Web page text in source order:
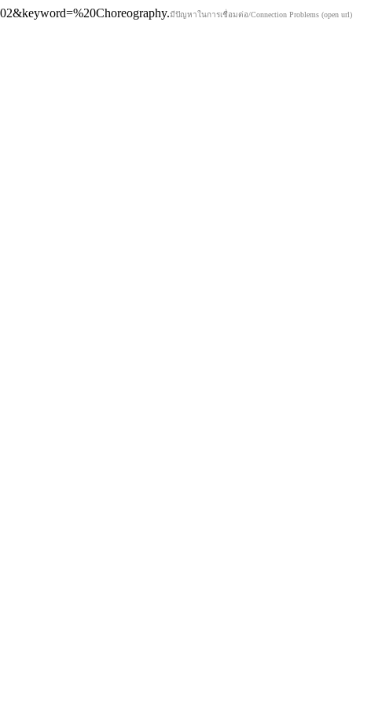
มีปัญหาในการเชื่อมต่อ/Connection Problems (open url)